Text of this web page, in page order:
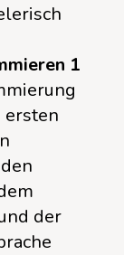
1
ersten
der